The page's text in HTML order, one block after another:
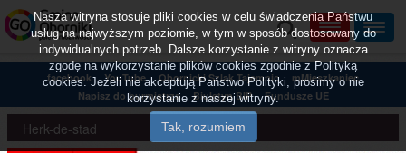
facebook YouTube Obornicki Szlak Tajemnic
mMieszkaniec
Napisz do burmistrza
Biuletyn BIP Fundusze UE
Herk-de-stad
Nasza witryna stosuje pliki cookies w celu świadczenia Państwu
usług na najwyższym poziomie, w tym w sposób dostosowany do
indywidualnych potrzeb. Dalsze korzystanie z witryny oznacza
zgodę na wykorzystanie plików cookies zgodnie z Polityką
cookies. Jeżeli nie akceptują Państwo Polityki, prosimy o nie
korzystanie z naszej witryny.